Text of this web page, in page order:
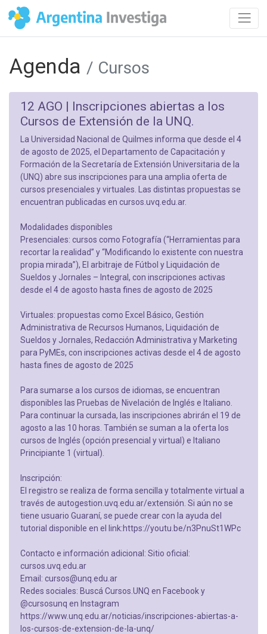
Agenda / Cursos
12 AGO | Inscripciones abiertas a los
Cursos de Extensión de la UNQ.
La Universidad Nacional de Quilmes informa que desde el 4
de agosto de 2025, el Departamento de Capacitación y
Formación de la Secretaría de Extensión Universitaria de la
(UNQ) abre sus inscripciones para una amplia oferta de
cursos presenciales y virtuales. Las distintas propuestas se
encuentran publicadas en cursos.uvq.edu.ar.
Modalidades disponibles
Presenciales: cursos como Fotografía (“Herramientas para
recortar la realidad” y “Modificando lo existente con nuestra
propia mirada”), El arbitraje de Fútbol y Liquidación de
Sueldos y Jornales – Integral, con inscripciones activas
desde el 4 de agosto hasta fines de agosto de 2025
Virtuales: propuestas como Excel Básico, Gestión
Administrativa de Recursos Humanos, Liquidación de
Sueldos y Jornales, Redacción Administrativa y Marketing
para PyMEs, con inscripciones activas desde el 4 de agosto
hasta fines de agosto de 2025
Para sumarse a los cursos de idiomas, se encuentran
disponibles las Pruebas de Nivelación de Inglés e Italiano.
Para continuar la cursada, las inscripciones abrirán el 19 de
agosto a las 10 horas. También se suman a la oferta los
cursos de Inglés (opción presencial y virtual) e Italiano
Principiante 1 (virtual).
Inscripción:
El registro se realiza de forma sencilla y totalmente virtual a
través de autogestion.uvq.edu.ar/extensión. Si aún no se
tiene usuario Guaraní, se puede crear con la ayuda del
tutorial disponible en el link:https://youtu.be/n3PnuSt1WPc
Contacto e información adicional: Sitio oficial:
cursos.uvq.edu.ar
Email: cursos@unq.edu.ar
Redes sociales: Buscá Cursos.UNQ en Facebook y
@cursosunq en Instagram
https://www.unq.edu.ar/noticias/inscripciones-abiertas-a-
los-cursos-de-extension-de-la-unq/